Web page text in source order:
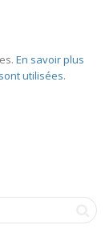
En savoir plus
utilisées.